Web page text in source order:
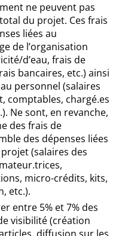
ne peuvent pas
du projet. Ces frais
liées au
de l’organisation
d’eau, frais de
bancaires, etc.) ainsi
personnel (salaires
comptables, chargé.es
Ne sont, en revanche,
des frais de
des dépenses liées
(salaires des
micro-crédits, kits,
etc.).
entre 5% et 7% des
visibilité (création